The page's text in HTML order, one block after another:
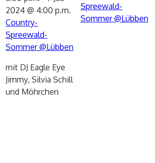
2024 @ 4:00 p.m.
Country-
Spreewald-
Sommer @Lübben
mit DJ Eagle Eye
Jimmy, Silvia Schill
und Möhrchen
Spreewald-
Sommer @Lübben